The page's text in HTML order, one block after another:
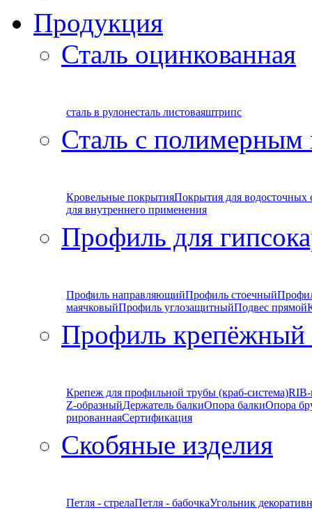
Продукция
Сталь оцинкованная
сталь в рулонесталь листоваяштрипс
Сталь с
Кровельные покрытияПокрытия для водосточных
для внутреннего применения
Профиль для
Профиль направляющийПрофиль стоечный
маячковыйПрофиль углозащитныйПодвес прямой
Профиль
Крепеж для профильной трубы (краб-система)
Z-образныйДержатель балкиОпора балкиОпора
рированнаяСертификация
Скобяные изделия
Петля - стрелаПетля - бабочкаУгольник